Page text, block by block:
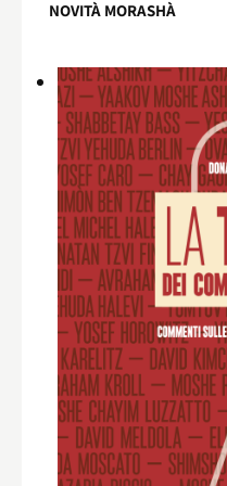
NOVITÀ MORASHÀ